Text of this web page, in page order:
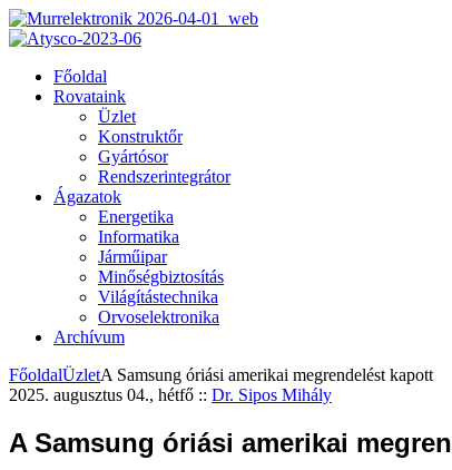
Főoldal
Rovataink
Üzlet
Konstruktőr
Gyártósor
Rendszerintegrátor
Ágazatok
Energetika
Informatika
Járműipar
Minőségbiztosítás
Világítástechnika
Orvoselektronika
Archívum
FőoldalÜzletA Samsung óriási amerikai megrendelést kapott
2025. augusztus 04., hétfő :: Dr. Sipos Mihály
A Samsung óriási amerikai